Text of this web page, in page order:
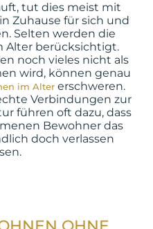
tut dies meist mit
Zuhause für sich und
Selten werden die
Alter berücksichtigt.
noch vieles nicht als
wird, können genau
im Altererschweren.
Verbindungen zur
führen oft dazu, dass
Bewohner das
doch verlassen